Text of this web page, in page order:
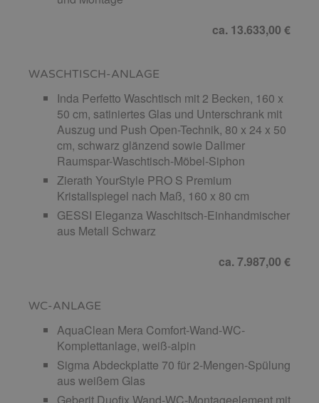
ca. 13.633,00 €
WASCHTISCH-ANLAGE
Inda Perfetto Waschtisch mit 2 Becken, 160 x
50 cm, satiniertes Glas und Unterschrank mit
Auszug und Push Open-Technik, 80 x 24 x 50
cm, schwarz glänzend sowie Dallmer
Raumspar-Waschtisch-Möbel-Siphon
Zierath YourStyle PRO S Premium
Kristallspiegel nach Maß, 160 x 80 cm
GESSI Eleganza Waschitsch-Einhandmischer
aus Metall Schwarz
ca. 7.987,00 €
WC-ANLAGE
AquaClean Mera Comfort-Wand-WC-
Komplettanlage, weiß-alpin
Sigma Abdeckplatte 70 für 2-Mengen-Spülung
aus weißem Glas